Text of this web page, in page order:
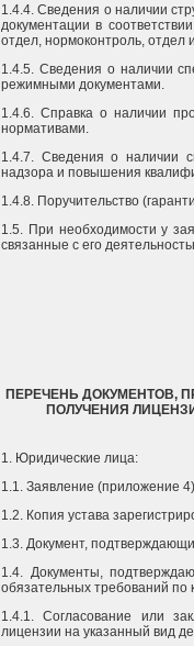
1.4.4. Сведения о наличии
документации в
отдел, нормоконтроль, отдел
1.4.5. Сведения о наличии
режимными документами.
1.4.6. Справка о наличии
нормативами.
1.4.7. Сведения о наличии
надзора и повышения
1.4.8. Поручительство
1.5. При необходимости у
связанные с его
ПЕРЕЧЕНЬ ДОКУМЕНТОВ,
ПОЛУЧЕНИЯ
1. Юридические лица:
1.1. Заявление (приложение
1.2. Копия устава
1.3. Документ,
1.4. Документы,
обязательных требований по
1.4.1. Согласование или
лицензии на указанный вид